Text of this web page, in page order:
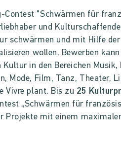
Contest "Schwärmen für
und
schwärmen und mit Hilfe
wollen. Bewerben
in den Bereichen Musik,
Mode, Film, Tanz, Theater,
Vivre plant. Bis zu 25
„Schwärmen für
Projekte mit einem